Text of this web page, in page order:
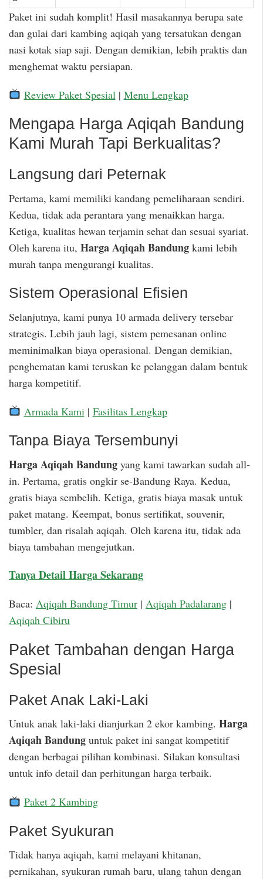
Paket ini sudah komplit! Hasil masakannya berupa sate
dan gulai dari kambing aqiqah yang tersatukan dengan
nasi kotak siap saji. Dengan demikian, lebih praktis dan
menghemat waktu persiapan.
Review Paket Spesial | Menu Lengkap
Mengapa Harga Aqiqah Bandung
Kami Murah Tapi Berkualitas?
Langsung dari Peternak
Pertama, kami memiliki kandang pemeliharaan sendiri.
Kedua, tidak ada perantara yang menaikkan harga.
Ketiga, kualitas hewan terjamin sehat dan sesuai syariat.
Oleh karena itu, Harga Aqiqah Bandung kami lebih
murah tanpa mengurangi kualitas.
Sistem Operasional Efisien
Selanjutnya, kami punya 10 armada delivery tersebar
strategis. Lebih jauh lagi, sistem pemesanan online
meminimalkan biaya operasional. Dengan demikian,
penghematan kami teruskan ke pelanggan dalam bentuk
harga kompetitif.
Armada Kami | Fasilitas Lengkap
Tanpa Biaya Tersembunyi
Harga Aqiqah Bandung yang kami tawarkan sudah all-
in. Pertama, gratis ongkir se-Bandung Raya. Kedua,
gratis biaya sembelih. Ketiga, gratis biaya masak untuk
paket matang. Keempat, bonus sertifikat, souvenir,
tumbler, dan risalah aqiqah. Oleh karena itu, tidak ada
biaya tambahan mengejutkan.
Tanya Detail Harga Sekarang
Baca: Aqiqah Bandung Timur | Aqiqah Padalarang |
Aqiqah Cibiru
Paket Tambahan dengan Harga
Spesial
Paket Anak Laki-Laki
Untuk anak laki-laki dianjurkan 2 ekor kambing. Harga
Aqiqah Bandung untuk paket ini sangat kompetitif
dengan berbagai pilihan kombinasi. Silakan konsultasi
untuk info detail dan perhitungan harga terbaik.
Paket 2 Kambing
Paket Syukuran
Tidak hanya aqiqah, kami melayani khitanan,
pernikahan, syukuran rumah baru, ulang tahun dengan